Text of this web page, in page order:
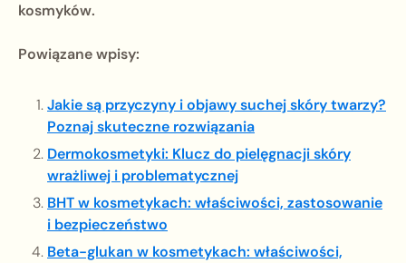
kosmyków.
Powiązane wpisy:
Jakie są przyczyny i objawy suchej skóry twarzy?
Poznaj skuteczne rozwiązania
Dermokosmetyki: Klucz do pielęgnacji skóry
wrażliwej i problematycznej
BHT w kosmetykach: właściwości, zastosowanie
i bezpieczeństwo
Beta-glukan w kosmetykach: właściwości,